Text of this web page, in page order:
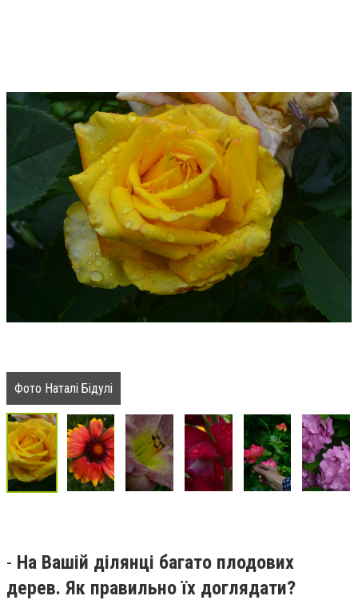
Фото Наталі Бідулі
- На Вашій ділянці багато плодових
дерев. Як правильно їх доглядати?